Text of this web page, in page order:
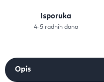
Isporuka
4-5 radnih dana